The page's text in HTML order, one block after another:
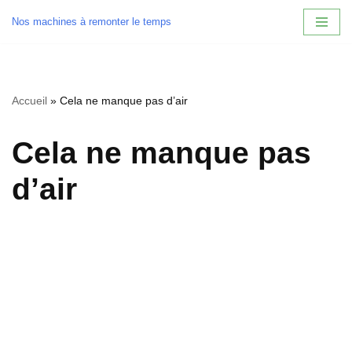
Nos machines à remonter le temps
Accueil » Cela ne manque pas d’air
Cela ne manque pas
d’air